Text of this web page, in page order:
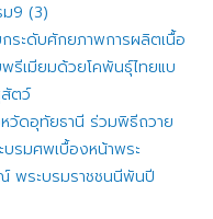
ม9 (3)
ระดับศักยภาพการผลิตเนื้อ
รีเมียมด้วยโคพันธุ์ไทยแบ
ตว์
วัดอุทัยธานี ร่วมพิธีถวาย
รมศพเบื้องหน้าพระ
พระบรมราชชนนีพันปี